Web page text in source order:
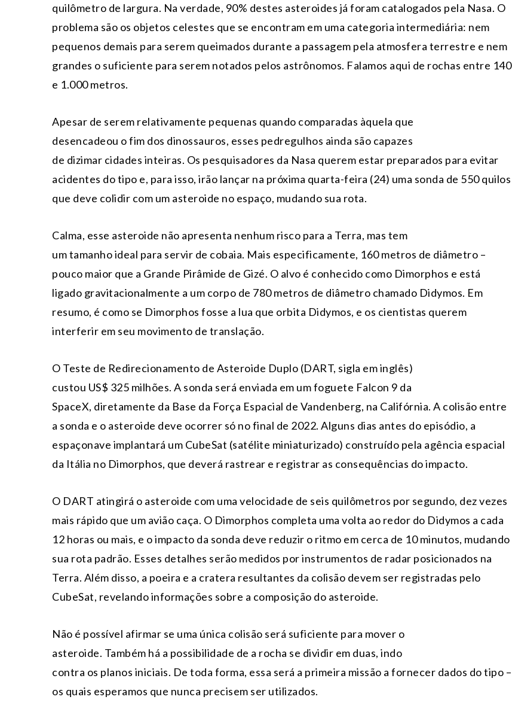
quilômetro de largura. Na verdade, 90% destes asteroides já foram catalogados pela Nasa. O
problema são os objetos celestes que se encontram em uma categoria intermediária: nem
pequenos demais para serem queimados durante a passagem pela atmosfera terrestre e nem
grandes o suficiente para serem notados pelos astrônomos. Falamos aqui de rochas entre 140
e 1.000 metros.
Apesar de serem relativamente pequenas quando comparadas àquela que
desencadeou o fim dos dinossauros, esses pedregulhos ainda são capazes
de dizimar cidades inteiras. Os pesquisadores da Nasa querem estar preparados para evitar
acidentes do tipo e, para isso, irão lançar na próxima quarta-feira (24) uma sonda de 550 quilos
que deve colidir com um asteroide no espaço, mudando sua rota.
Calma, esse asteroide não apresenta nenhum risco para a Terra, mas tem
um tamanho ideal para servir de cobaia. Mais especificamente, 160 metros de diâmetro –
pouco maior que a Grande Pirâmide de Gizé. O alvo é conhecido como Dimorphos e está
ligado gravitacionalmente a um corpo de 780 metros de diâmetro chamado Didymos. Em
resumo, é como se Dimorphos fosse a lua que orbita Didymos, e os cientistas querem
interferir em seu movimento de translação.
O Teste de Redirecionamento de Asteroide Duplo (DART, sigla em inglês)
custou US$ 325 milhões. A sonda será enviada em um foguete Falcon 9 da
SpaceX, diretamente da Base da Força Espacial de Vandenberg, na Califórnia. A colisão entre
a sonda e o asteroide deve ocorrer só no final de 2022. Alguns dias antes do episódio, a
espaçonave implantará um CubeSat (satélite miniaturizado) construído pela agência espacial
da Itália no Dimorphos, que deverá rastrear e registrar as consequências do impacto.
O DART atingirá o asteroide com uma velocidade de seis quilômetros por segundo, dez vezes
mais rápido que um avião caça. O Dimorphos completa uma volta ao redor do Didymos a cada
12 horas ou mais, e o impacto da sonda deve reduzir o ritmo em cerca de 10 minutos, mudando
sua rota padrão. Esses detalhes serão medidos por instrumentos de radar posicionados na
Terra. Além disso, a poeira e a cratera resultantes da colisão devem ser registradas pelo
CubeSat, revelando informações sobre a composição do asteroide.
Não é possível afirmar se uma única colisão será suficiente para mover o
asteroide. Também há a possibilidade de a rocha se dividir em duas, indo
contra os planos iniciais. De toda forma, essa será a primeira missão a fornecer dados do tipo –
os quais esperamos que nunca precisem ser utilizados.